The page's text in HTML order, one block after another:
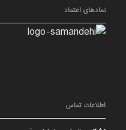
نمادهای اعتماد
اطلاعات تماس